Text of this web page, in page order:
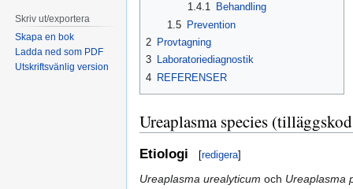
1.4.1 Behandling
1.5 Prevention
2 Provtagning
3 Laboratoriediagnostik
4 REFERENSER
Ureaplasma species
Etiologi [redigera]
Ureaplasma urealyticum och Ureaplasma
Skriv ut/exportera
Skapa en bok
Ladda ned som PDF
Utskriftsvänlig version